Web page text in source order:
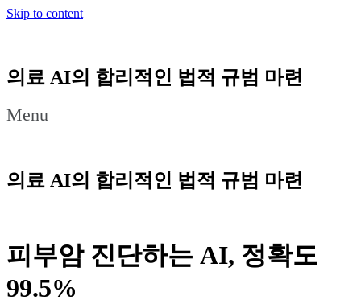
Skip to content
의료 AI의 합리적인 법적 규범 마련
Menu
의료 AI의 합리적인 법적 규범 마련
피부암 진단하는 AI, 정확도
99.5%